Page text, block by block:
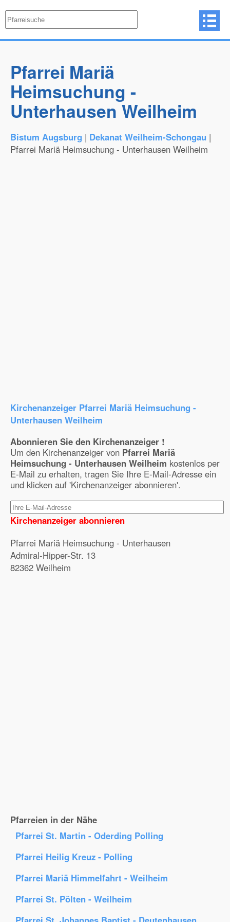
Pfarrei Mariä
Heimsuchung -
Unterhausen Weilheim
Bistum Augsburg | Dekanat Weilheim-Schongau |
Pfarrei Mariä Heimsuchung - Unterhausen Weilheim
Kirchenanzeiger Pfarrei Mariä Heimsuchung -
Unterhausen Weilheim
Abonnieren Sie den Kirchenanzeiger !
Um den Kirchenanzeiger von Pfarrei Mariä
Heimsuchung - Unterhausen Weilheim kostenlos per
E-Mail zu erhalten, tragen Sie Ihre E-Mail-Adresse ein
und klicken auf 'Kirchenanzeiger abonnieren'.
Kirchenanzeiger abonnieren
Pfarrei Mariä Heimsuchung - Unterhausen
Admiral-Hipper-Str. 13
82362 Weilheim
Pfarreien in der Nähe
Pfarrei St. Martin - Oderding Polling
Pfarrei Heilig Kreuz - Polling
Pfarrei Mariä Himmelfahrt - Weilheim
Pfarrei St. Pölten - Weilheim